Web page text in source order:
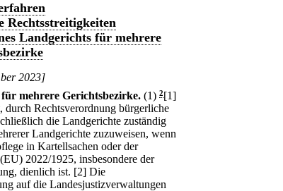
Rechtsstreitigkeiten
Landgerichts für mehrere
2023]
mehrere Gerichtsbezirke. (1) 2[1]
durch Rechtsverordnung bürgerliche
die Landgerichte zuständig
Landgerichte zuzuweisen, wenn
in Kartellsachen oder der
2022/1925, insbesondere der
dienlich ist. [2] Die
auf die Landesjustizverwaltungen